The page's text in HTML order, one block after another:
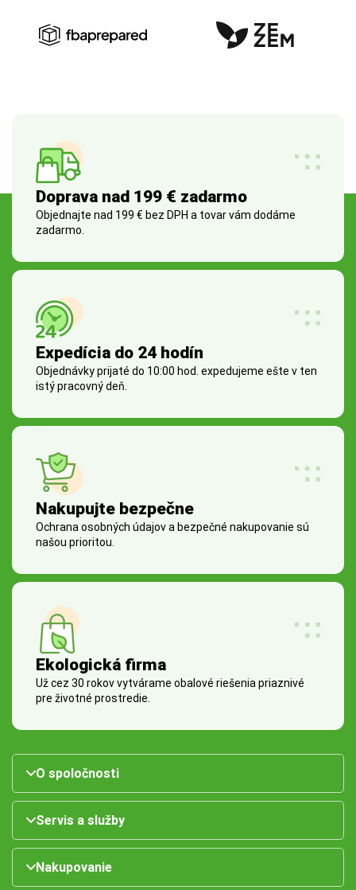
Doprava nad 199 € zadarmo
Objednajte nad 199 € bez DPH a tovar vám dodáme
zadarmo.
Expedícia do 24 hodín
Objednávky prijaté do 10:00 hod. expedujeme ešte v ten
istý pracovný deň.
Nakupujte bezpečne
Ochrana osobných údajov a bezpečné nakupovanie sú
našou prioritou.
Ekologická firma
Už cez 30 rokov vytvárame obalové riešenia priaznivé
pre životné prostredie.
O spoločnosti
Servis a služby
Nakupovanie